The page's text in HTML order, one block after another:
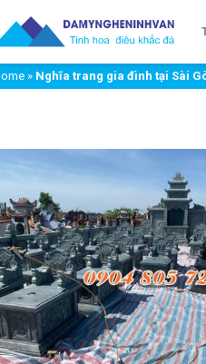
» Nghĩa trang gia đình tại Sài